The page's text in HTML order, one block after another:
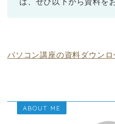
パソコン講座の資料ダウン
ABOUT ME